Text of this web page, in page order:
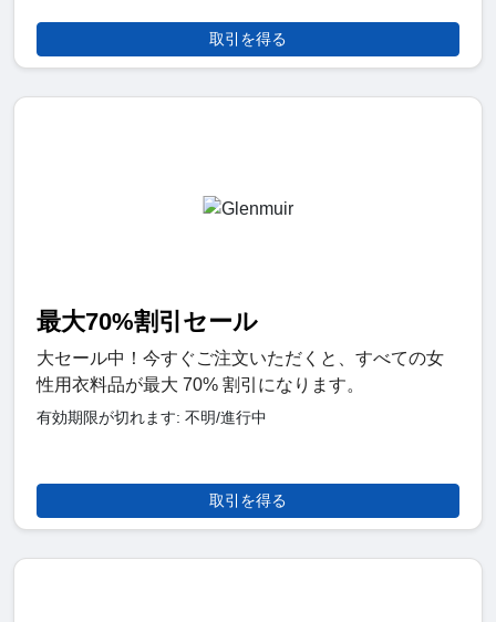
取引を得る
最大70%割引セール
大セール中！今すぐご注文いただくと、すべての女
性用衣料品が最大 70% 割引になります。
有効期限が切れます: 不明/進行中
取引を得る